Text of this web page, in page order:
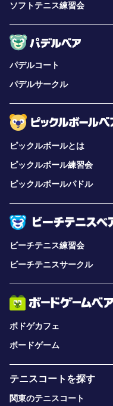
ソフトテニス練習会
パデルコート
パデルサークル
ピックルボールとは
ピックルボール練習会
ピックルボールパドル
ビーチテニス練習会
ビーチテニスサークル
ボドゲカフェ
ボードゲーム
テニスコートを探す
関東のテニスコート